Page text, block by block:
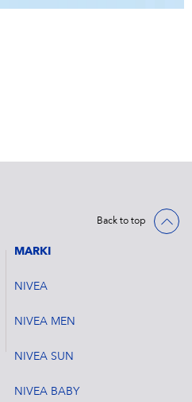
Back to top
MARKI
NIVEA
NIVEA MEN
NIVEA SUN
NIVEA BABY